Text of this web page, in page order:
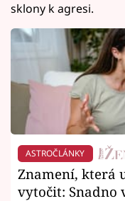
sklony k agresi.
ASTROČLÁNKY
Znamení, která
vytočit: Snadno